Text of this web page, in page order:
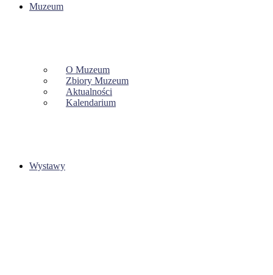
Muzeum
O Muzeum
Zbiory Muzeum
Aktualności
Kalendarium
Wystawy